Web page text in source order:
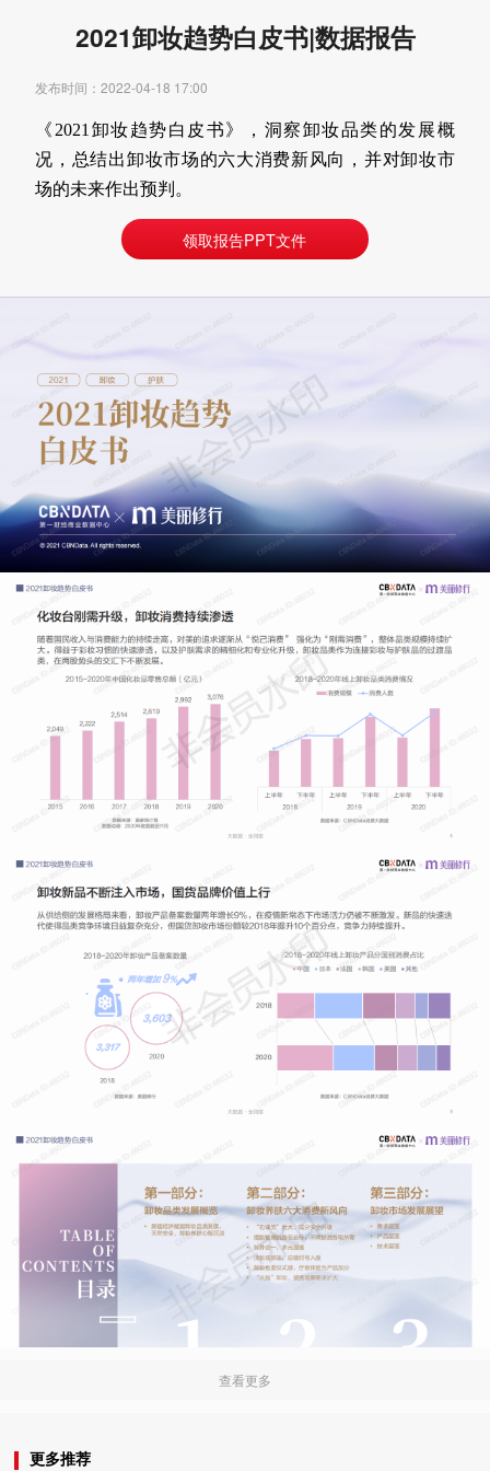
2021卸妆趋势白皮书|数据报告
发布时间：2022-04-18 17:00
《2021卸妆趋势白皮书》，洞察卸妆品类的发展概
况，总结出卸妆市场的六大消费新风向，并对卸妆市
场的未来作出预判。
领取报告PPT文件
查看更多
更多推荐